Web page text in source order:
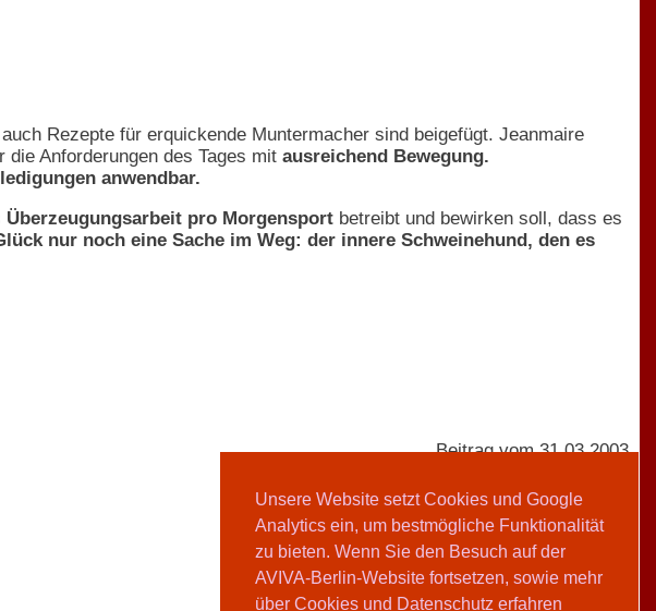
Unsere Website setzt Cookies und Google
Analytics ein, um bestmögliche Funktionalität
zu bieten. Wenn Sie den Besuch auf der
AVIVA-Berlin-Website fortsetzen, sowie mehr
über Cookies und Datenschutz erfahren
Rezepte für erquickende Muntermacher sind beigefügt. Jeanmaire
Anforderungen des Tages mit ausreichend Bewegung.
anwendbar.
Überzeugungsarbeit pro Morgensport betreibt und bewirken soll, dass es
nur noch eine Sache im Weg: der innere Schweinehund, den es
Beitrag vom 31.03.2003
AVIVA-Redaktion
Teilen